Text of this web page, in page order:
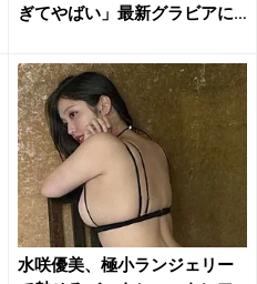
ぎてやばい」最新グラビアに
水咲優美、極小ランジェリー